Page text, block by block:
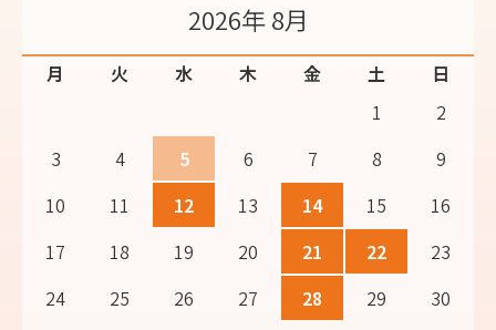
2026年 8月
月 火 水 木 金 土
日
1
2
3
4 5 6 7 8
9
10
11 12 13 14 15
16
17
18 19 20 21 22
23
24
25 26 27 28 29
30